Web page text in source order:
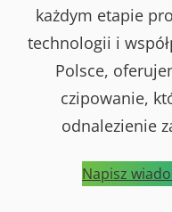
każdym etapie
technologii i
Polsce,
czipowanie,
odnalezienie
Napisz